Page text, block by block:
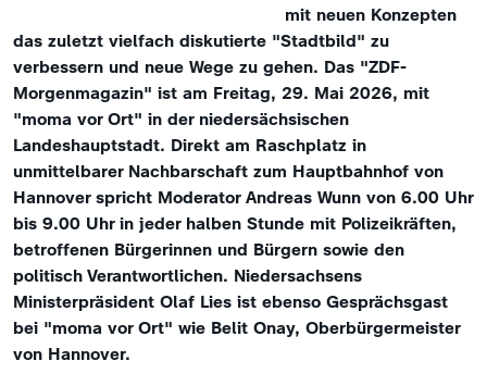
mit neuen Konzepten
das zuletzt vielfach diskutierte "Stadtbild" zu
verbessern und neue Wege zu gehen. Das "ZDF-
Morgenmagazin" ist am Freitag, 29. Mai 2026, mit
"moma vor Ort" in der niedersächsischen
Landeshauptstadt. Direkt am Raschplatz in
unmittelbarer Nachbarschaft zum Hauptbahnhof von
Hannover spricht Moderator Andreas Wunn von 6.00 Uhr
bis 9.00 Uhr in jeder halben Stunde mit Polizeikräften,
betroffenen Bürgerinnen und Bürgern sowie den
politisch Verantwortlichen. Niedersachsens
Ministerpräsident Olaf Lies ist ebenso Gesprächsgast
bei "moma vor Ort" wie Belit Onay, Oberbürgermeister
von Hannover.